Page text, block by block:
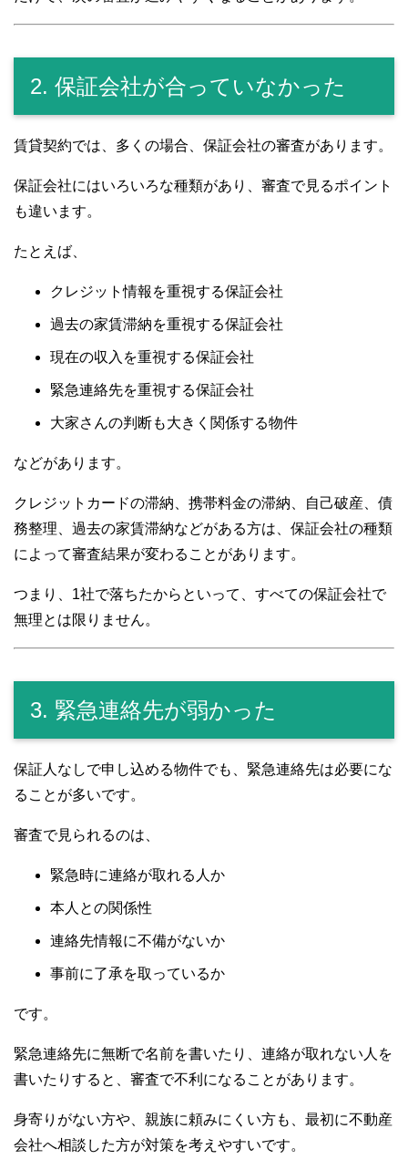
2. 保証会社が合っていなかった
賃貸契約では、多くの場合、保証会社の審査があります。
保証会社にはいろいろな種類があり、審査で見るポイント
も違います。
たとえば、
クレジット情報を重視する保証会社
過去の家賃滞納を重視する保証会社
現在の収入を重視する保証会社
緊急連絡先を重視する保証会社
大家さんの判断も大きく関係する物件
などがあります。
クレジットカードの滞納、携帯料金の滞納、自己破産、債
務整理、過去の家賃滞納などがある方は、保証会社の種類
によって審査結果が変わることがあります。
つまり、1社で落ちたからといって、すべての保証会社で
無理とは限りません。
3. 緊急連絡先が弱かった
保証人なしで申し込める物件でも、緊急連絡先は必要にな
ることが多いです。
審査で見られるのは、
緊急時に連絡が取れる人か
本人との関係性
連絡先情報に不備がないか
事前に了承を取っているか
です。
緊急連絡先に無断で名前を書いたり、連絡が取れない人を
書いたりすると、審査で不利になることがあります。
身寄りがない方や、親族に頼みにくい方も、最初に不動産
会社へ相談した方が対策を考えやすいです。